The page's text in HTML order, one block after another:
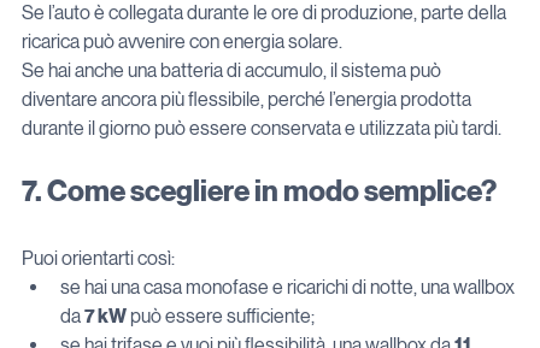
Se l’auto è collegata durante le ore di produzione, parte della
ricarica può avvenire con energia solare.
Se hai anche una batteria di accumulo, il sistema può
diventare ancora più flessibile, perché l’energia prodotta
durante il giorno può essere conservata e utilizzata più tardi.
7. Come scegliere in modo semplice?
Puoi orientarti così:
se hai una casa monofase e ricarichi di notte, una wallbox
da 7 kW può essere sufficiente;